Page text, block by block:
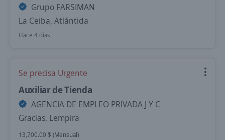
Grupo FARSIMAN
La Ceiba, Atlántida
Hace 4 días
Se precisa Urgente
Auxiliar de Tienda
AGENCIA DE EMPLEO PRIVADA J Y C
Gracias, Lempira
13,700.00 $ (Mensual)